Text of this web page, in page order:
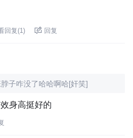
回复(1 ) 回复
子咋没了哈哈啊哈[奸笑]
身高挺好的